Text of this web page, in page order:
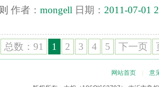
作者： mongell 日期： 2011-07-01
总数：91 1 2 3 4 5 下一页
网站首页 意